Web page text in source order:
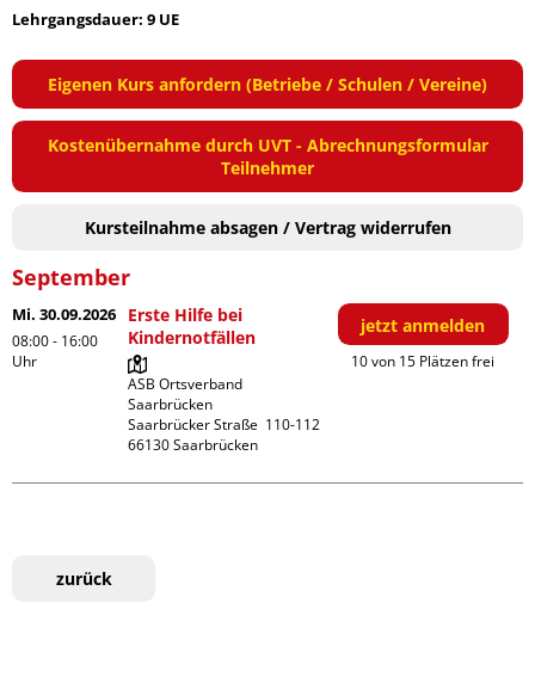
Lehrgangsdauer: 9 UE
Eigenen Kurs anfordern (Betriebe / Schulen / Vereine)
Kostenübernahme durch UVT - Abrechnungsformular
Teilnehmer
Kursteilnahme absagen / Vertrag widerrufen
September
Mi. 30.09.2026
08:00 - 16:00
Uhr
Erste Hilfe bei
Kindernotfällen
ASB Ortsverband
Saarbrücken
Saarbrücker Straße  110-112
jetzt anmelden
10 von 15 Plätzen frei
zurück